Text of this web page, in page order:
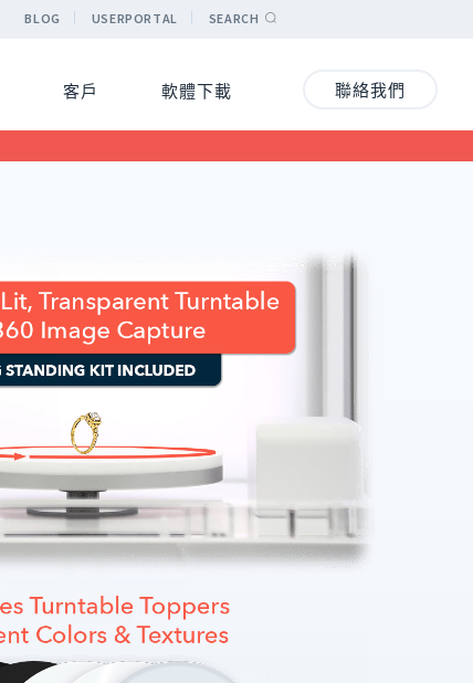
BLOG USERPORTAL SEARCH
客戶 軟體下載 聯絡我們